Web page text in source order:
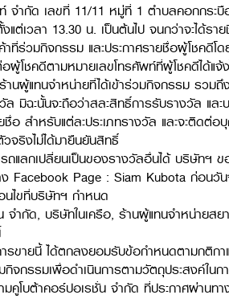
จำกัด เลขที่ 11/11 หมู่ที่ 1 ตำบลคอกกร
เวลา 13.30 น. เป็นต้นไป จนกว่าจะได้ร
าที่ร่วมกิจกรรม และประกาศรายชื่อผู้โชค
ผู้โชคดีตามหมายเลขโทรศัพท์ที่ผู้โชคดีได้แ
นผู้แทนจำหน่ายที่ได้เข้าร่วมกิจกรรม รว
มิฉะนั้นจะถือว่าสละสิทธิ์การรับรางวัล แ
อ สำหรับแต่ละประเภทรางวัล และจะติดต่
จริงไม่ได้มายืนยันสิทธิ์
ถแลกเปลี่ยนเป็นของรางวัลอื่นได้ บริษัทฯ
Facebook Page : Siam Kubota ก่อนวั
ไขที่บริษัทฯ กำหนด
ำกัด, บริษัทในเครือ, ร้านผู้แทนจำหน่ายส
ขายนี้ ได้ตกลงยอมรับข้อกำหนดตามกติกา
กรรมเพื่อดำเนินการตามวัตถุประสงค์ในก
โบต้าคอร์ปอเรชั่น จำกัด ที่ประกาศผ่านทา